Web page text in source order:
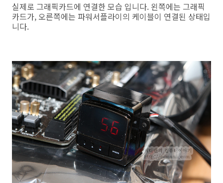
실제로 그래픽카드에 연결한 모습 입니다. 왼쪽에는 그래픽
카드가, 오른쪽에는 파워서플라이의 케이블이 연결된 상태입
니다.